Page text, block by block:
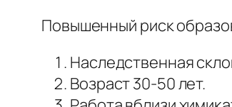
Повышенный риск
Наследственная
Возраст 30-50 лет.